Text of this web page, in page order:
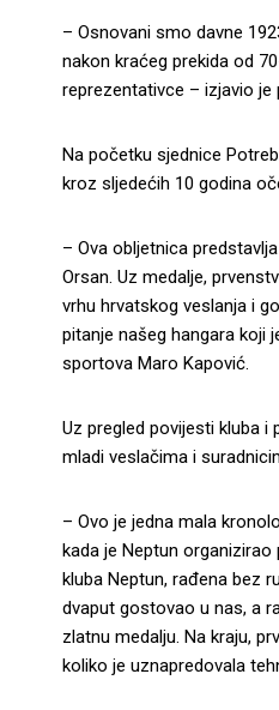
– Osnovani smo davne
nakon kraćeg prekida od
reprezentativce – izjavio je
Na početku sjednice
kroz sljedećih 10 godina
– Ova obljetnica
Orsan. Uz medalje,
vrhu hrvatskog veslanja i
pitanje našeg hangara koji
sportova Maro Kapović.
Uz pregled povijesti kluba i
mladi veslačima i
– Ovo je jedna mala
kada je Neptun
kluba Neptun, rađena bez
dvaput gostovao u nas, a
zlatnu medalju. Na kraju,
koliko je uznapredovala